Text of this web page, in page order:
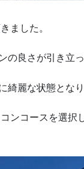
ました。
良さが引き立っ
麗な状態となり
ンコースを選択